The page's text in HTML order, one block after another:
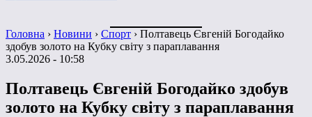
Головна › Новини › Спорт › Полтавець Євгеній Богодайко
здобув золото на Кубку світу з параплавання
3.05.2026 - 10:58
Полтавець Євгеній Богодайко здобув
золото на Кубку світу з параплавання